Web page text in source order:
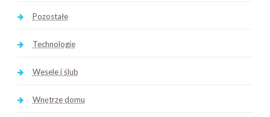
Pozostałe
Technologie
Wesele i ślub
Wnętrze domu